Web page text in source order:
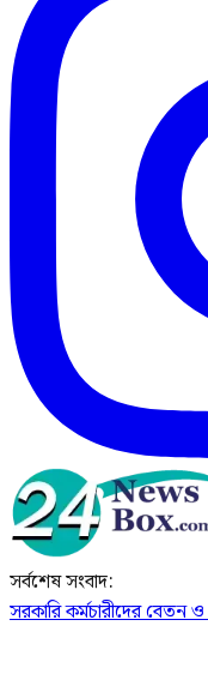
সর্বশেষ সংবাদ:
সরকারি কর্মচারীদের বেতন ও